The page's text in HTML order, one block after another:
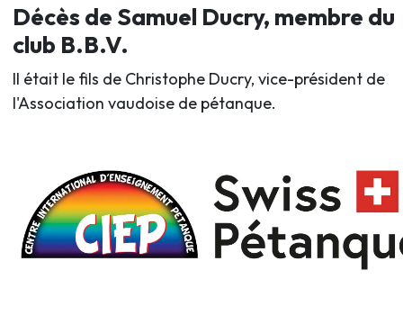
Décès de Samuel Ducry, membre du
club B.B.V.
Il était le fils de Christophe Ducry, vice-président de
l'Association vaudoise de pétanque.